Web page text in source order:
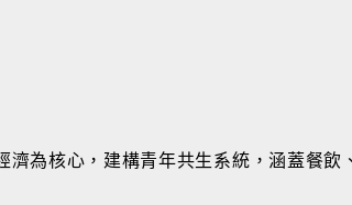
為核心，建構青年共生系統，涵蓋餐飲